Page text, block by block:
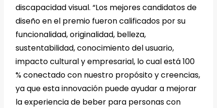
discapacidad visual. “Los mejores candidatos de
diseño en el premio fueron calificados por su
funcionalidad, originalidad, belleza,
sustentabilidad, conocimiento del usuario,
impacto cultural y empresarial, lo cual está 100
% conectado con nuestro propósito y creencias,
ya que esta innovación puede ayudar a mejorar
la experiencia de beber para personas con